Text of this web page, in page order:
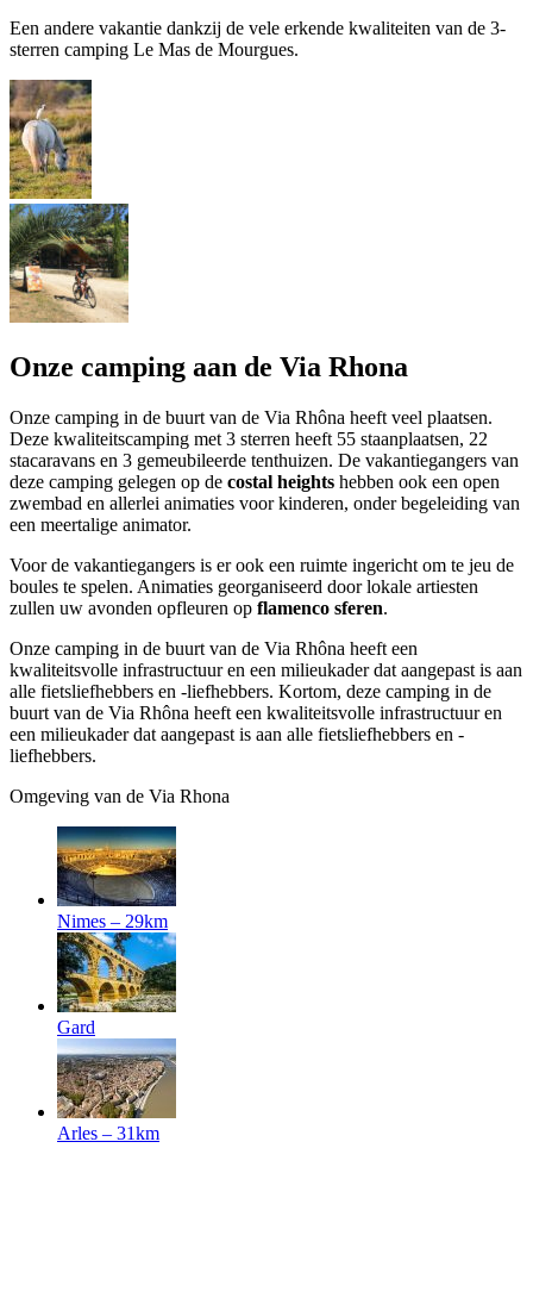
Een andere vakantie dankzij de vele erkende kwaliteiten van de 3-
sterren camping Le Mas de Mourgues.
Onze camping aan de Via Rhona
Onze camping in de buurt van de Via Rhôna heeft veel plaatsen.
Deze kwaliteitscamping met 3 sterren heeft 55 staanplaatsen, 22
stacaravans en 3 gemeubileerde tenthuizen. De vakantiegangers van
deze camping gelegen op de costal heights hebben ook een open
zwembad en allerlei animaties voor kinderen, onder begeleiding van
een meertalige animator.
Voor de vakantiegangers is er ook een ruimte ingericht om te jeu de
boules te spelen. Animaties georganiseerd door lokale artiesten
zullen uw avonden opfleuren op flamenco sferen.
Onze camping in de buurt van de Via Rhôna heeft een
kwaliteitsvolle infrastructuur en een milieukader dat aangepast is aan
alle fietsliefhebbers en -liefhebbers. Kortom, deze camping in de
buurt van de Via Rhôna heeft een kwaliteitsvolle infrastructuur en
een milieukader dat aangepast is aan alle fietsliefhebbers en -
liefhebbers.
Omgeving van de Via Rhona
Nimes – 29km
Gard
Arles – 31km